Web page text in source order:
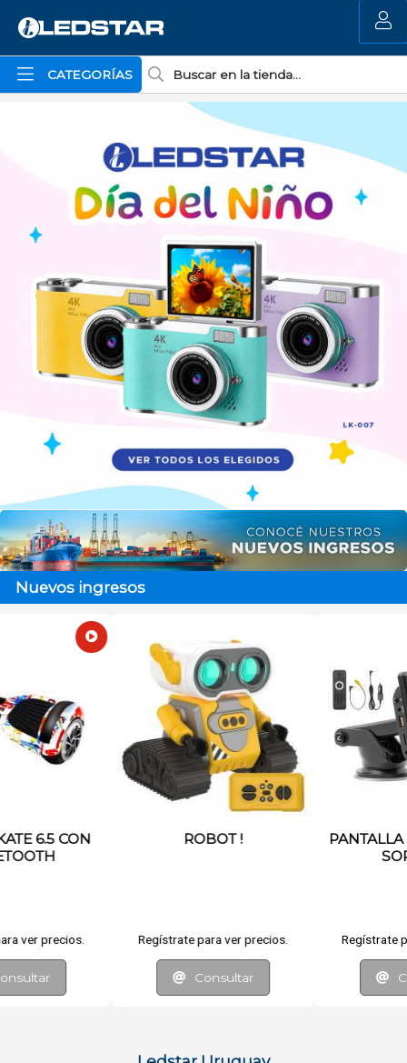
CATEGORÍAS
MI COMPRA
Nuevos ingresos
ROBOT !
Regístrate para ver precios.
PANTALLA TACTIL 7 CON
Regístrate para ver precios.